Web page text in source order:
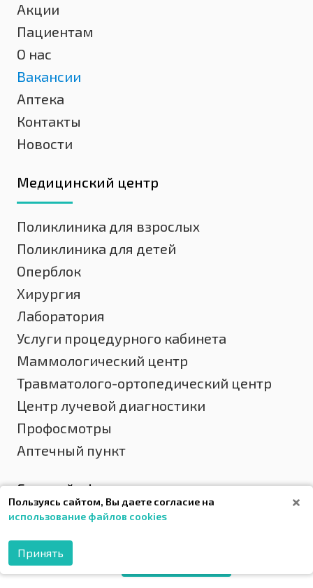
Акции
Пациентам
О нас
Вакансии
Аптека
Контакты
Новости
Медицинский центр
Поликлиника для взрослых
Поликлиника для детей
Оперблок
Хирургия
Лаборатория
Услуги процедурного кабинета
Маммологический центр
Травматолого-ортопедический центр
Центр лучевой диагностики
Профосмотры
Аптечный пункт
Главный офис
г. Тула, ул. Коминтерна, д. 18а, 20
Просмотреть все доступные адреса и телефоны
Пользуясь сайтом, Вы даете согласие на
использование файлов cookies
Принять